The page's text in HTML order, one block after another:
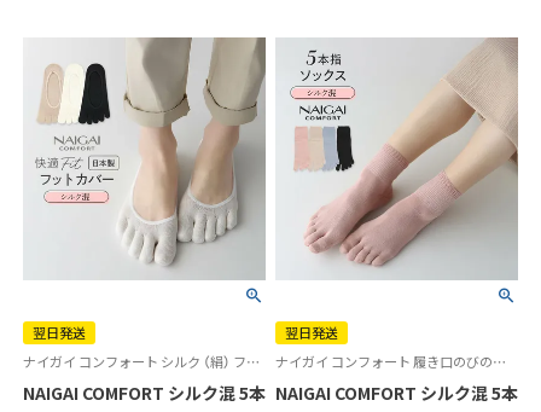
翌日発送
ナイガイ コンフォート シルク （絹） フットカバー 足先ソックス 婦人 旧03022263
NAIGAI COMFORT シルク混 5本指 カバーソックス ホールガーメ
翌日発送
ナイガイ コンフォート 履き口のびのび シルク 5本指 靴下 婦人
NAIGAI COMFORT シルク混 5本